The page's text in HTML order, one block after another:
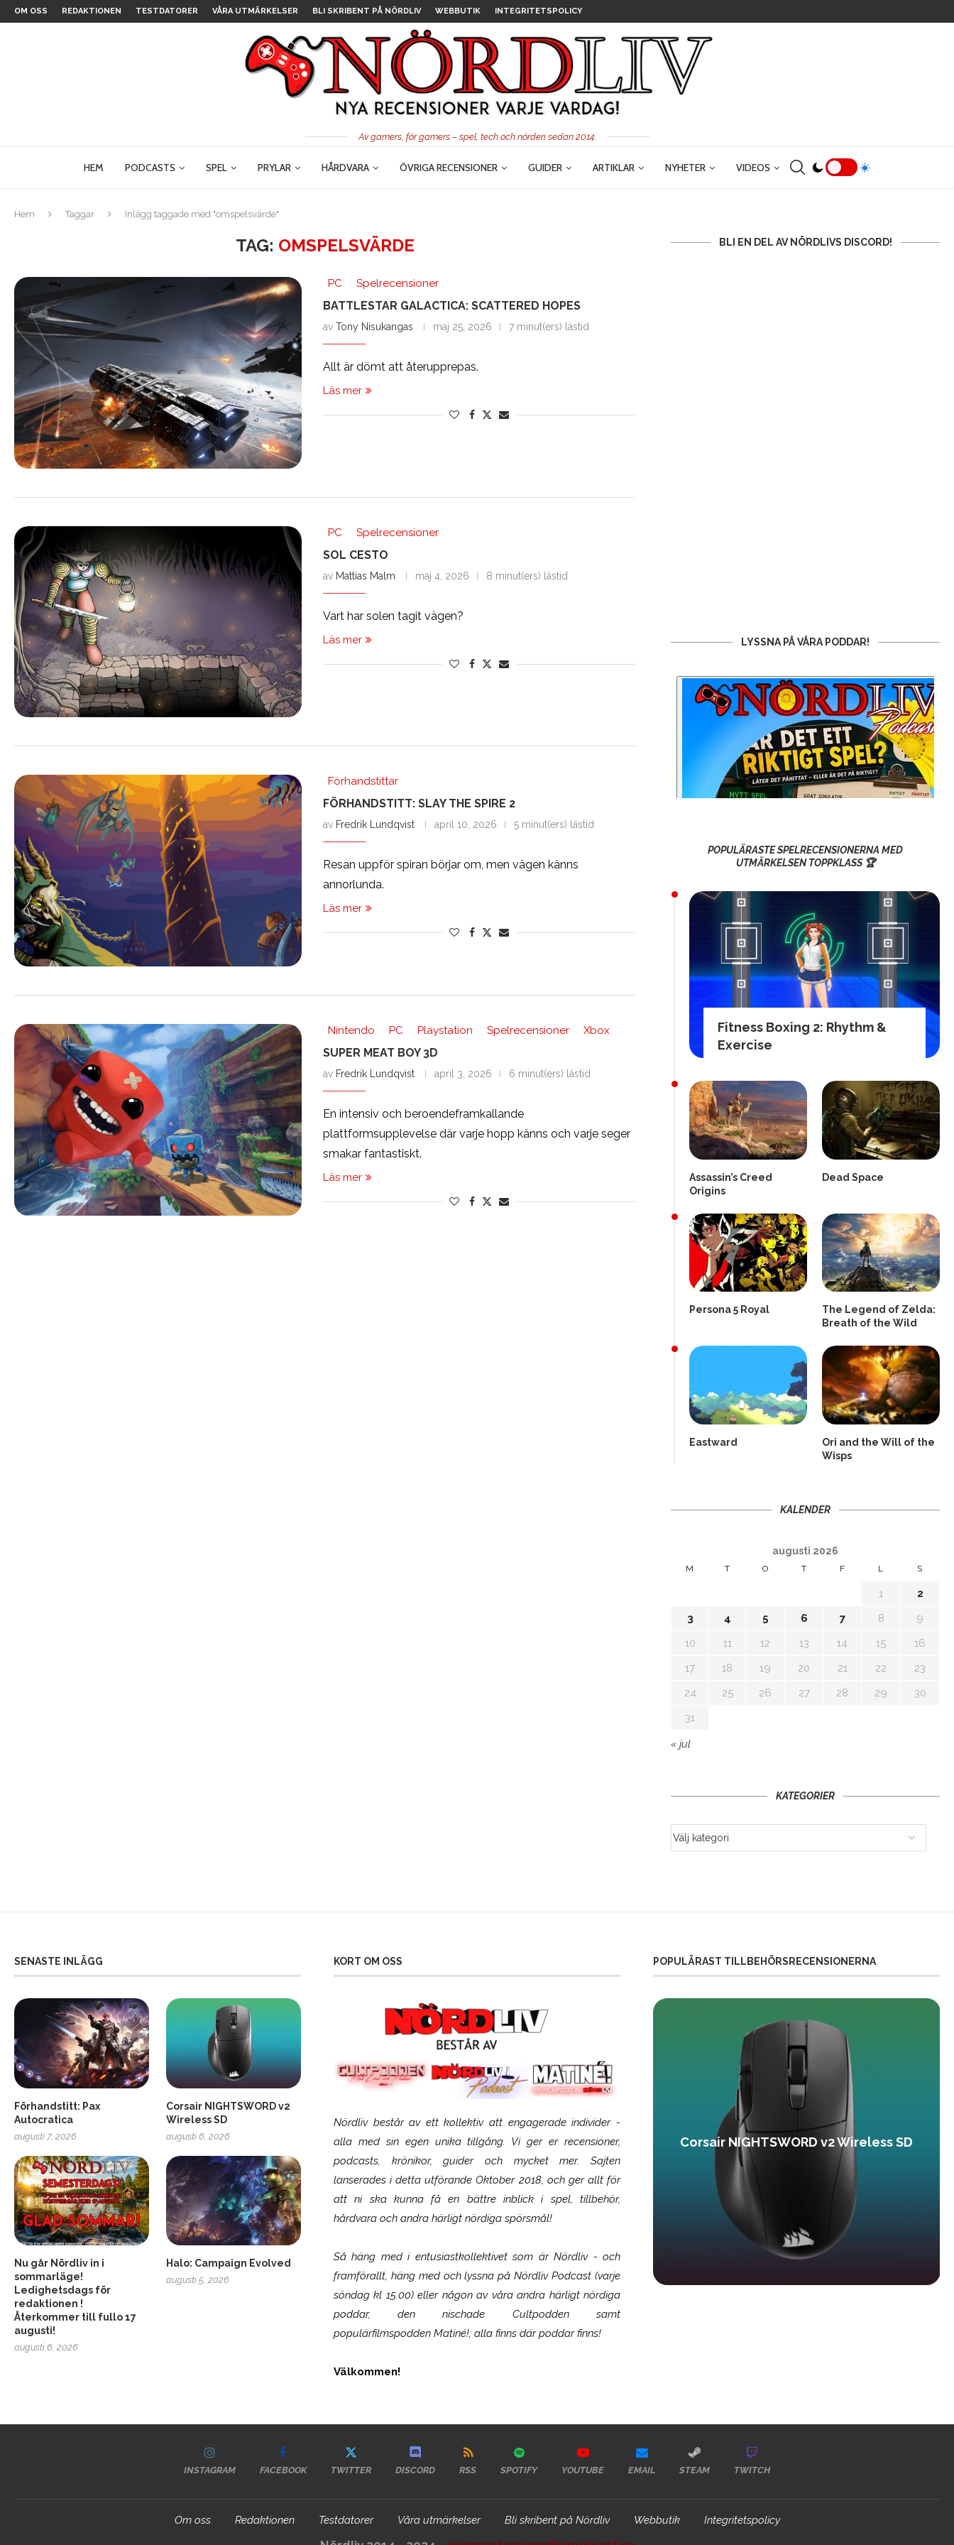
OM OSS REDAKTIONEN TESTDATORER VÅRA UTMÄRKELSER BLI SKRIBENT PÅ NÖRDLIV WEBBUTIK INTEGRITETSPOLICY
Av gamers, för gamers – spel, tech och nörderi sedan 2014.
HEM PODCASTS SPEL PRYLAR HÅRDVARA ÖVRIGA RECENSIONER GUIDER ARTIKLAR NYHETER VIDEOS
Hem Taggar Inlägg taggade med "omspelsvärde"
TAG: OMSPELSVÄRDE
PC Spelrecensioner
BATTLESTAR GALACTICA: SCATTERED HOPES
av Tony Nisukangas maj 25, 2026 7 minut(ers) lästid
Allt är dömt att återupprepas.
Läs mer
PC Spelrecensioner
SOL CESTO
av Mattias Malm maj 4, 2026 8 minut(ers) lästid
Vart har solen tagit vägen?
Läs mer
Förhandstittar
FÖRHANDSTITT: SLAY THE SPIRE 2
av Fredrik Lundqvist april 10, 2026 5 minut(ers) lästid
Resan uppför spiran börjar om, men vägen känns
annorlunda.
Läs mer
Nintendo PC Playstation Spelrecensioner Xbox
SUPER MEAT BOY 3D
av Fredrik Lundqvist april 3, 2026 6 minut(ers) lästid
En intensiv och beroendeframkallande
plattformsupplevelse där varje hopp känns och varje seger
smakar fantastiskt.
Läs mer
BLI EN DEL AV NÖRDLIVS DISCORD!
LYSSNA PÅ VÅRA PODDAR!
POPULÄRASTE SPELRECENSIONERNA MED
UTMÄRKELSEN TOPPKLASS 🏆
Fitness Boxing 2: Rhythm &
Exercise
Assassin’s Creed
Origins
Dead Space
Persona 5 Royal
The Legend of Zelda:
Breath of the Wild
Eastward
Ori and the Will of the
Wisps
KALENDER
augusti 2026
M T O T F L S
1
2
3
4 5 6 7 8
9
10
11 12 13 14 15
16
17
18 19 20 21 22
23
24
25 26 27 28 29
30
31
« jul
KATEGORIER
SENASTE INLÄGG
Förhandstitt: Pax
Autocratica
augusti 7, 2026
Corsair NIGHTSWORD v2
Wireless SD
augusti 6, 2026
Nu går Nördliv in i
sommarläge!
Ledighetsdags för
redaktionen !
Återkommer till fullo 17
augusti!
augusti 6, 2026
Halo: Campaign Evolved
augusti 5, 2026
KORT OM OSS
Nördliv består av ett kollektiv att engagerade individer -
alla med sin egen unika tillgång. Vi ger er recensioner,
podcasts, krönikor, guider och mycket mer. Sajten
lanserades i detta utförande Oktober 2018, och ger allt för
att ni ska kunna få en bättre inblick i spel, tillbehör,
hårdvara och andra härligt nördiga spörsmål!
Så häng med i entusiastkollektivet som ärNördliv- och
framförallt, häng med och lyssna på Nördliv Podcast (varje
söndag kl 15.00) eller någon av våra andra härligt nördiga
poddar, den nischade Cultpodden samt
populärfilmspodden Matiné!; alla finns där poddar finns!
Välkommen!
POPULÄRAST TILLBEHÖRSRECENSIONERNA
Soundcore Liberty 5 Pro SCUF Gaming Omega Corsair NIGHTSWORD v2 Wireless SD
INSTAGRAM FACEBOOK TWITTER DISCORD RSS SPOTIFY YOUTUBE EMAIL STEAM TWITCH
Om oss Redaktionen Testdatorer Våra utmärkelser Bli skribent på Nördliv Webbutik Integritetspolicy